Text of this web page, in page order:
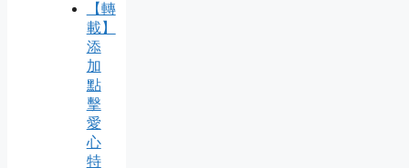
【轉
載】
添
加
點
擊
愛
心
特